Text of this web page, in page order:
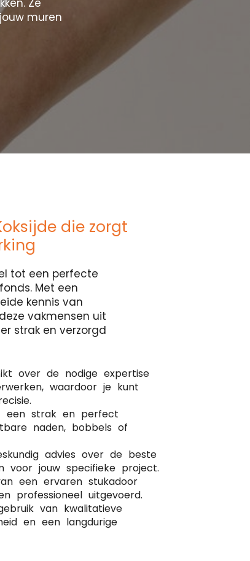
Ze
muren
die zorgt
tot een perfecte
Met een
kennis van
vakmensen uit
strak en verzorgd
over de nodige expertise
waardoor je kunt
een strak en perfect
naden, bobbels of
advies over de beste
voor jouw specifieke project.
een ervaren stukadoor
professioneel uitgevoerd.
van kwalitatieve
en een langdurige